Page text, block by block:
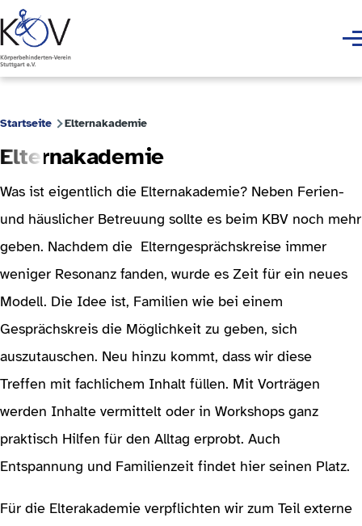
Skip to main content
Startseite Elternakademie
Elternakademie
Was ist eigentlich die Elternakademie? Neben Ferien-
und häuslicher Betreuung sollte es beim KBV noch mehr
geben. Nachdem die Elterngesprächskreise immer
weniger Resonanz fanden, wurde es Zeit für ein neues
Modell. Die Idee ist, Familien wie bei einem
Gesprächskreis die Möglichkeit zu geben, sich
auszutauschen. Neu hinzu kommt, dass wir diese
Treffen mit fachlichem Inhalt füllen. Mit Vorträgen
werden Inhalte vermittelt oder in Workshops ganz
praktisch Hilfen für den Alltag erprobt. Auch
Entspannung und Familienzeit findet hier seinen Platz.
Für die Elterakademie verpflichten wir zum Teil externe